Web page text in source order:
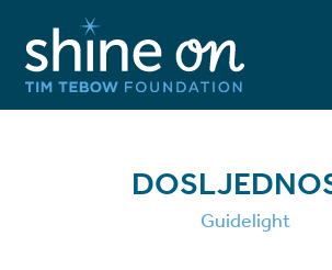
Guidelight